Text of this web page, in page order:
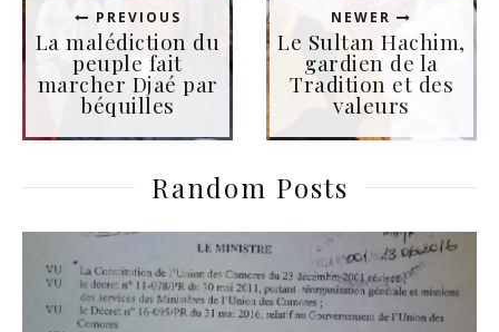
PREVIOUS
La malédiction du
peuple fait
marcher Djaé par
béquilles
NEWER
Le Sultan Hachim,
gardien de la
Tradition et des
valeurs
Random Posts